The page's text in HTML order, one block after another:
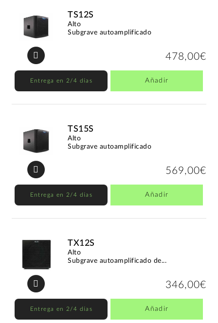
TS12S
Alto
Subgrave autoamplificado
478,00€
Entrega en 2/4 días Añadir
TS15S
Alto
Subgrave autoamplificado
569,00€
Entrega en 2/4 días Añadir
TX12S
Alto
Subgrave autoamplificado de...
346,00€
Entrega en 2/4 días Añadir